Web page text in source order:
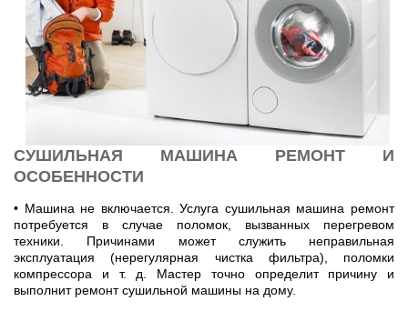
СУШИЛЬНАЯ МАШИНА РЕМОНТ И
ОСОБЕННОСТИ
• Машина не включается. Услуга сушильная машина ремонт
потребуется в случае поломок, вызванных перегревом
техники. Причинами может служить неправильная
эксплуатация (нерегулярная чистка фильтра), поломки
компрессора и т. д. Мастер точно определит причину и
выполнит ремонт сушильной машины на дому.